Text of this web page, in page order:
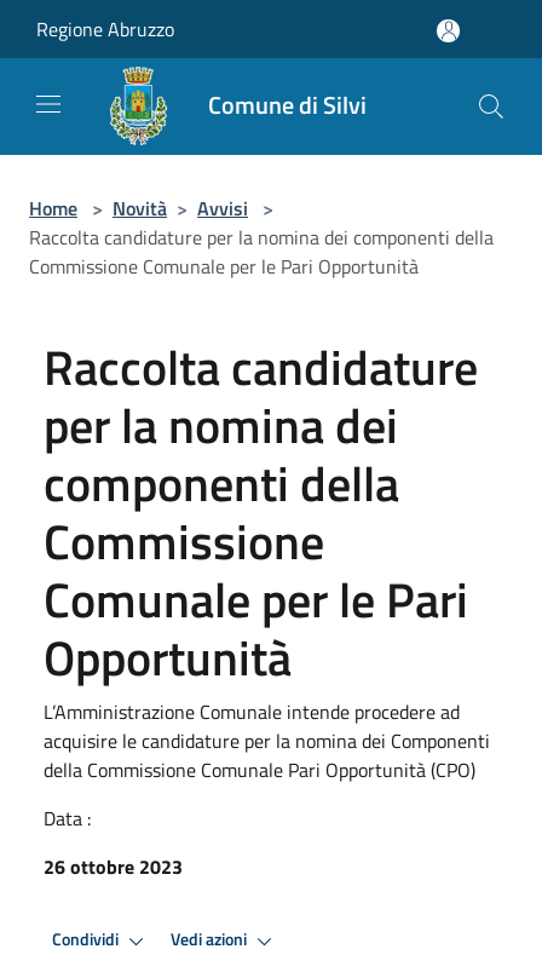
Regione Abruzzo
Comune di Silvi
Home > Novità > Avvisi >
Raccolta candidature per la nomina dei componenti della
Commissione Comunale per le Pari Opportunità
Raccolta candidature
per la nomina dei
componenti della
Commissione
Comunale per le Pari
Opportunità
L’Amministrazione Comunale intende procedere ad
acquisire le candidature per la nomina dei Componenti
della Commissione Comunale Pari Opportunità (CPO)
Data :
26 ottobre 2023
Condividi Vedi azioni